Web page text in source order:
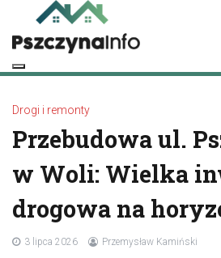
content
pszczynainfo.pl
Twoje źródło informacji o Pszczynie
Drogi i remonty
Przebudowa ul.
w Woli: Wielka
drogowa na
3 lipca 2026 Przemysław Kamiński